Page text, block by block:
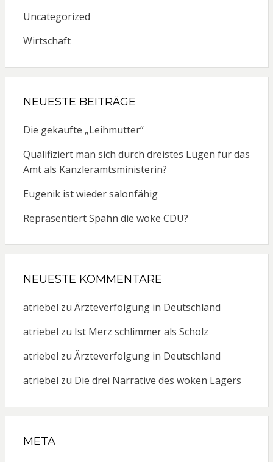
Uncategorized
Wirtschaft
NEUESTE BEITRÄGE
Die gekaufte „Leihmutter“
Qualifiziert man sich durch dreistes Lügen für das
Amt als Kanzleramtsministerin?
Eugenik ist wieder salonfähig
Repräsentiert Spahn die woke CDU?
NEUESTE KOMMENTARE
atriebel zu Ärzteverfolgung in Deutschland
atriebel zu Ist Merz schlimmer als Scholz
atriebel zu Ärzteverfolgung in Deutschland
atriebel zu Die drei Narrative des woken Lagers
META